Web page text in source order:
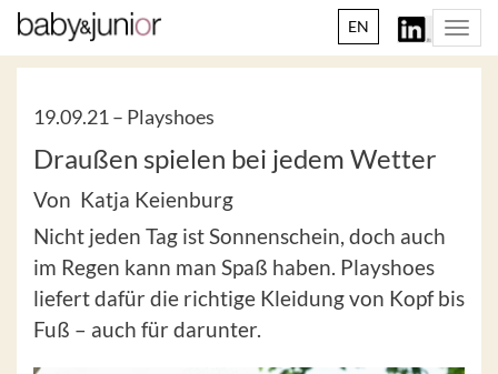
EN
19.09.21 – Playshoes
Draußen spielen bei jedem Wetter
Von Katja Keienburg
Nicht jeden Tag ist Sonnenschein, doch auch
im Regen kann man Spaß haben. Playshoes
liefert dafür die richtige Kleidung von Kopf bis
Fuß – auch für darunter.